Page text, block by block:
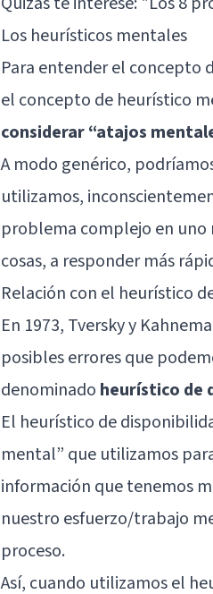
Los heurísticos mentales
Para entender el concepto
el concepto de heurístico
considerar “atajos
A modo genérico,
utilizamos,
problema complejo en uno
cosas, a responder más
Relación con el heurístico
En 1973, Tversky y
posibles errores que
denominado heurístico de
El heurístico de
mental” que utilizamos
información que tenemos
nuestro esfuerzo/trabajo
proceso.
Así, cuando utilizamos el